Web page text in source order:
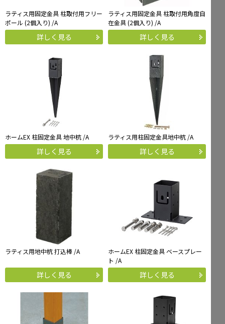
ラティス用固定金具 柱取付用フリー
ポール (2個入り) /A
詳しく見る
ラティス用固定金具 柱取付用角度自
在金具 (2個入り) /A
詳しく見る
ホームEX 柱固定金具 地中杭 /A
詳しく見る
ラティス用柱固定金具地中杭 /A
詳しく見る
ラティス用地中杭 打込棒 /A
詳しく見る
ホームEX 柱固定金具 ベースプレー
ト /A
詳しく見る